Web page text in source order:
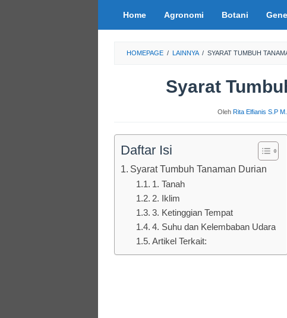
Home Agronomi Botani
HOMEPAGE / LAINNYA / SYARAT TUMBUH
Syarat
Oleh Rita Elfianis S.P
Daftar Isi
Syarat Tumbuh Tanaman Durian
1. Tanah
2. Iklim
3. Ketinggian Tempat
4. Suhu dan Kelembaban Udara
Artikel Terkait: